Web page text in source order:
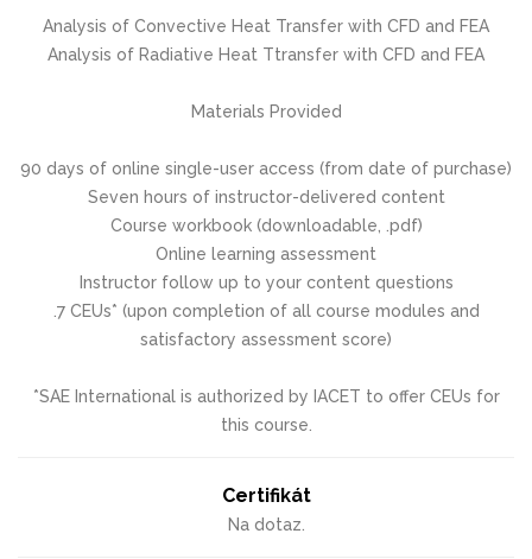
Analysis of Convective Heat Transfer with CFD and FEA
Analysis of Radiative Heat Ttransfer with CFD and FEA
Materials Provided
90 days of online single-user access (from date of purchase)
Seven hours of instructor-delivered content
Course workbook (downloadable, .pdf)
Online learning assessment
Instructor follow up to your content questions
.7 CEUs* (upon completion of all course modules and
satisfactory assessment score)
*SAE International is authorized by IACET to offer CEUs for
this course.
Certifikát
Na dotaz.